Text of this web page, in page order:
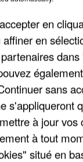
DE L’OISE
EN HAUTE-
en
en
sans
s'appliqueront
à jour vos
à tout
situé en